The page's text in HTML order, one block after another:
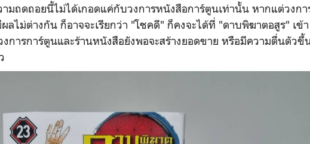
มถดถอยนี้ไม่ได้เกอดแค่กับวงการหนังสือการ์ตูนเท่านั้น หากแต่วงกา
ลไม่ต่างกัน ก็อาจจะเรียกว่า "โชคดี" ก็คงจะได้ที่ "ดาบพิฆาตอสูร" เข้า
การการ์ตูนและร้านหนังสือยังพอจะสร้างยอดขาย หรือมีความตื่นตัวขึ้